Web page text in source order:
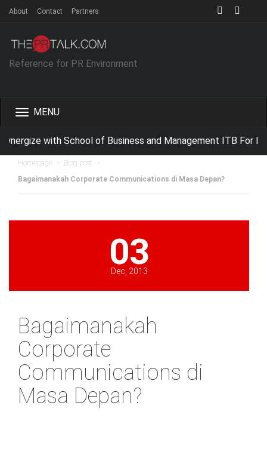
About Contact Partners
Reference for PR Environment
Toggle
with School of Business and Management ITB For
Homepage Blog post
Bagaimanakah Corporate Communications di Masa Depan?
03
Dec, 2013
Bagaimanakah
Corporate
Communications di
Masa Depan?